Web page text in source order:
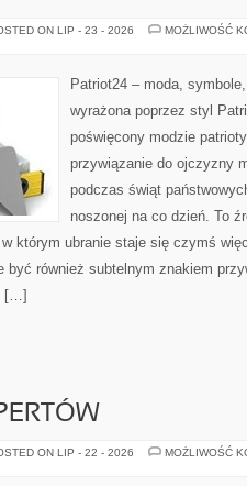
ON LIP - 23 - 2026
MOŻLIWOŚĆ
Patriot24 – moda,
wyrażona poprzez styl
poświęcony modzie
przywiązanie do ojczyzny
podczas świąt
noszonej na co dzień. To
którym ubranie staje się czymś
również subtelnym znakiem
[…]
ON LIP - 22 - 2026
MOŻLIWOŚĆ